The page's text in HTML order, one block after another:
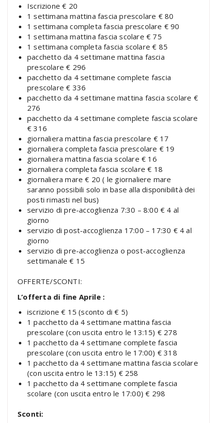
Iscrizione € 20
1 settimana mattina fascia prescolare € 80
1 settimana completa fascia prescolare € 90
1 settimana mattina fascia scolare € 75
1 settimana completa fascia scolare € 85
pacchetto da 4 settimane mattina fascia
prescolare € 296
pacchetto da 4 settimane complete fascia
prescolare € 336
pacchetto da 4 settimane mattina fascia scolare €
276
pacchetto da 4 settimane complete fascia scolare
€ 316
giornaliera mattina fascia prescolare € 17
giornaliera completa fascia prescolare € 19
giornaliera mattina fascia scolare € 16
giornaliera completa fascia scolare € 18
giornaliera mare € 20 ( le giornaliere mare
saranno possibili solo in base alla disponibilità dei
posti rimasti nel bus)
servizio di pre-accoglienza 7:30 – 8:00 € 4 al
giorno
servizio di post-accoglienza 17:00 – 17:30 € 4 al
giorno
servizio di pre-accoglienza o post-accoglienza
settimanale € 15
OFFERTE/SCONTI:
L’offerta di fine Aprile :
iscrizione € 15 (sconto di € 5)
1 pacchetto da 4 settimane mattina fascia
prescolare (con uscita entro le 13:15) € 278
1 pacchetto da 4 settimane complete fascia
prescolare (con uscita entro le 17:00) € 318
1 pacchetto da 4 settimane mattina fascia scolare
(con uscita entro le 13:15) € 258
1 pacchetto da 4 settimane complete fascia
scolare (con uscita entro le 17:00) € 298
Sconti: